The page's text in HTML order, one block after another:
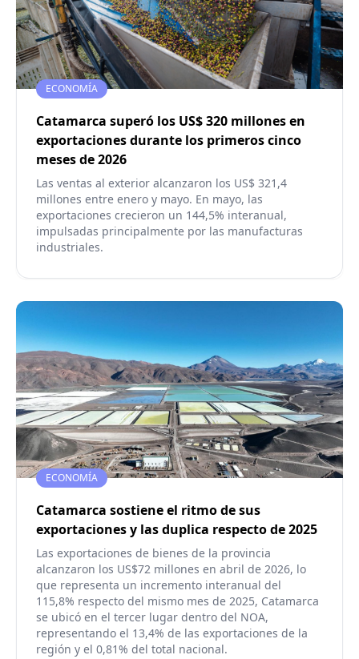
ECONOMÍA
Catamarca superó los US$ 320 millones en
exportaciones durante los primeros cinco
meses de 2026
Las ventas al exterior alcanzaron los US$ 321,4
millones entre enero y mayo. En mayo, las
exportaciones crecieron un 144,5% interanual,
impulsadas principalmente por las manufacturas
industriales.
ECONOMÍA
Catamarca sostiene el ritmo de sus
exportaciones y las duplica respecto de 2025
Las exportaciones de bienes de la provincia
alcanzaron los US$72 millones en abril de 2026, lo
que representa un incremento interanual del
115,8% respecto del mismo mes de 2025, Catamarca
se ubicó en el tercer lugar dentro del NOA,
representando el 13,4% de las exportaciones de la
región y el 0,81% del total nacional.